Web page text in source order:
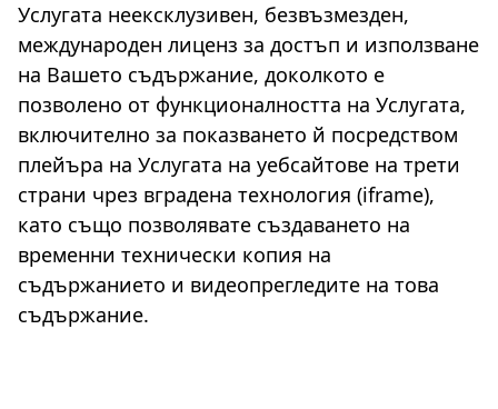
Услугата неексклузивен, безвъзмезден,
международен лиценз за достъп и използване
на Вашето съдържание, доколкото е
позволено от функционалността на Услугата,
включително за показването й посредством
плейъра на Услугата на уебсайтове на трети
страни чрез вградена технология (iframe),
като също позволявате създаването на
временни технически копия на
съдържанието и видеопрегледите на това
съдържание.